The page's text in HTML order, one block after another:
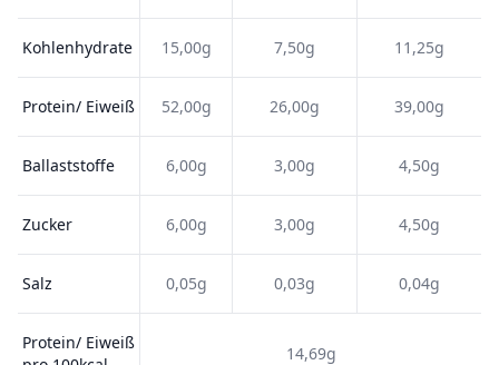
Kohlenhydrate 15,00g 7,50g 11,25g
Protein/ Eiweiß 52,00g 26,00g 39,00g
Ballaststoffe 6,00g 3,00g 4,50g
Zucker 6,00g 3,00g 4,50g
Salz 0,05g 0,03g 0,04g
Protein/ Eiweiß
14,69g